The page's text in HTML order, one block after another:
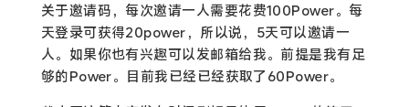
关于邀请码，每次邀请一人需要花费100Power。每
天登录可获得20power，所以说，5天可以邀请一
人。如果你也有兴趣可以发邮箱给我。前提是我有足
够的Power。目前我已经已经获取了60Power。